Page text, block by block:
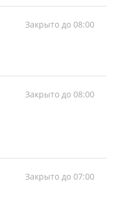
Закрыто до 08:00
Закрыто до 08:00
Закрыто до 07:00